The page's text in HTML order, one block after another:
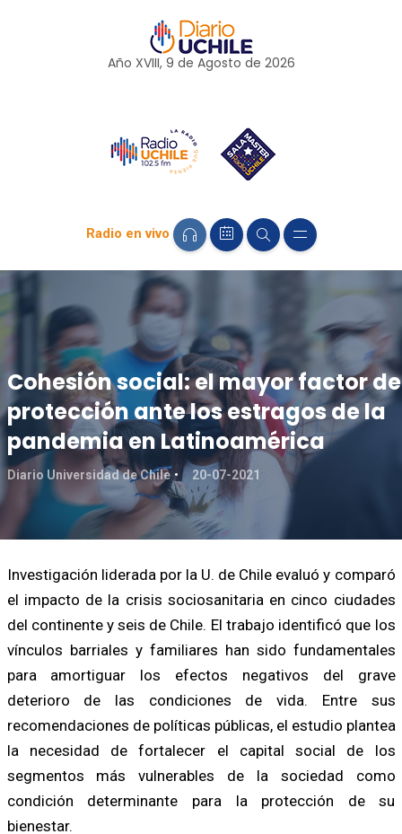
Año XVIII, 9 de Agosto de 2026
Radio en vivo
Cohesión social: el mayor factor de
protección ante los estragos de la
pandemia en Latinoamérica
Diario Universidad de Chile 20-07-2021
Investigación liderada por la U. de Chile evaluó y comparó
el impacto de la crisis sociosanitaria en cinco ciudades
del continente y seis de Chile. El trabajo identificó que los
vínculos barriales y familiares han sido fundamentales
para amortiguar los efectos negativos del grave
deterioro de las condiciones de vida. Entre sus
recomendaciones de políticas públicas, el estudio plantea
la necesidad de fortalecer el capital social de los
segmentos más vulnerables de la sociedad como
condición determinante para la protección de su
bienestar.